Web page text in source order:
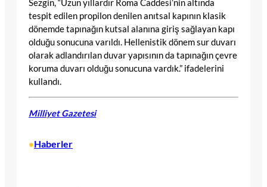
Sezgin, “Uzun yıllardır Roma Caddesi’nin altında
tespit edilen propilon denilen anıtsal kapının klasik
dönemde tapınağın kutsal alanına giriş sağlayan kapı
olduğu sonucuna varıldı. Hellenistik dönem sur duvarı
olarak adlandırılan duvar yapısının da tapınağın çevre
koruma duvarı olduğu sonucuna vardık.” ifadelerini
kullandı.
Milliyet Gazetesi
•Haberler